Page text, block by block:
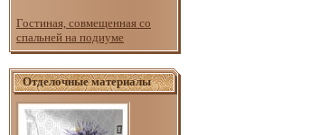
Гостиная, совмещенная со
спальней на подиуме
Отделочные материалы